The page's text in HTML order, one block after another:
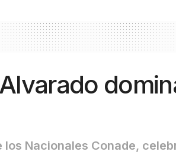
Nacionales Conade,